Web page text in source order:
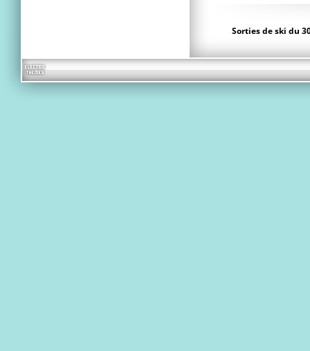
Sorties de ski du